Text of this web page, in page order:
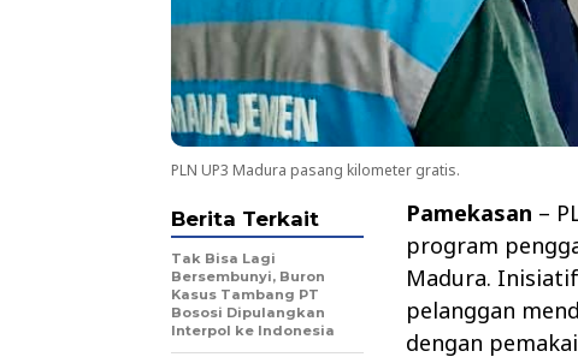
PLN UP3 Madura pasang kilometer gratis.
Pamekasan –
program
Madura.
pelanggan
dengan
Berita Terkait
Tak Bisa Lagi
Bersembunyi, Buron
Kasus Tambang PT
Bososi Dipulangkan
Interpol ke Indonesia